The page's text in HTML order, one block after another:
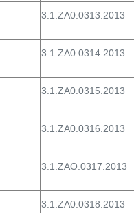
3.1.ZA0.0313.2013
3.1.ZA0.0314.2013
3.1.ZA0.0315.2013
3.1.ZA0.0316.2013
3.1.ZAO.0317.2013
3.1.ZA0.0318.2013